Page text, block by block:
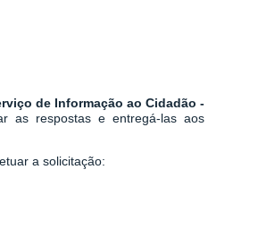
de Informação ao Cidadão -
as respostas e entregá-las aos
a solicitação: